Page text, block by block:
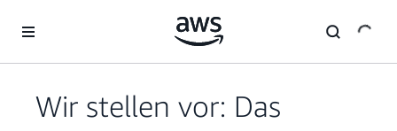
Überspringen zum Hauptinhalt
Wir stellen vor: Das